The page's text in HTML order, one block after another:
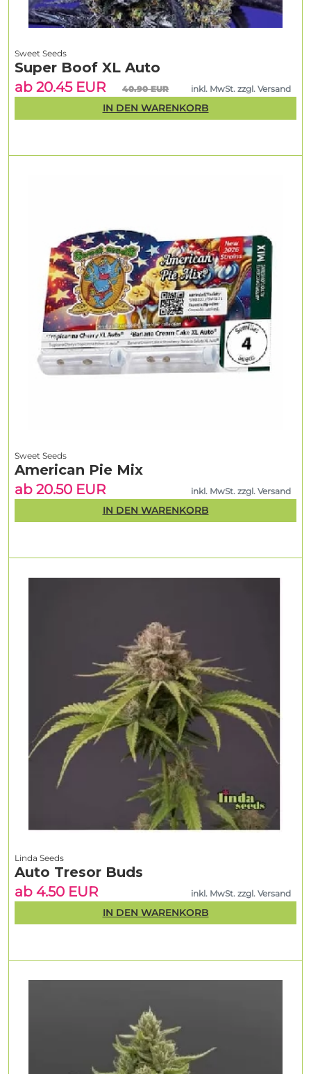
Linda Seeds
Auto Tresor Buds
ab 4.50 EUR
inkl. MwSt. zzgl. Versand
IN DEN WARENKORB
Sweet Seeds
American Pie Mix
ab 20.50 EUR
inkl. MwSt. zzgl. Versand
IN DEN WARENKORB
Sweet Seeds
Super Boof XL Auto
ab 20.45 EUR
40.90 EUR inkl. MwSt. zzgl. Versand
IN DEN WARENKORB